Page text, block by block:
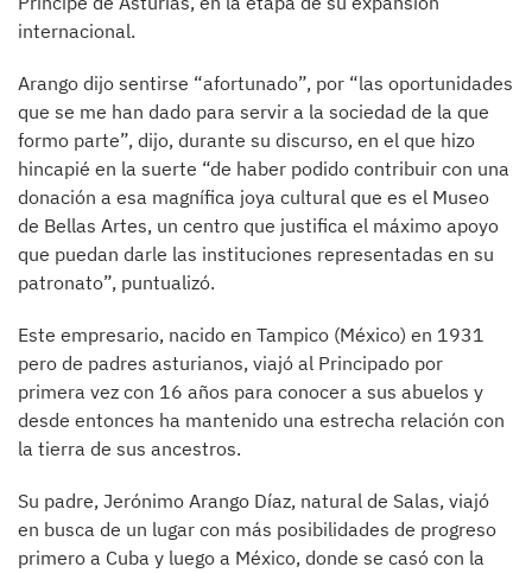
internacional.
Arango dijo sentirse “afortunado”, por “las oportunidades
que se me han dado para servir a la sociedad de la que
formo parte”, dijo, durante su discurso, en el que hizo
hincapié en la suerte “de haber podido contribuir con una
donación a esa magnífica joya cultural que es el Museo
de Bellas Artes, un centro que justifica el máximo apoyo
que puedan darle las instituciones representadas en su
patronato”, puntualizó.
Este empresario, nacido en Tampico (México) en 1931
pero de padres asturianos, viajó al Principado por
primera vez con 16 años para conocer a sus abuelos y
desde entonces ha mantenido una estrecha relación con
la tierra de sus ancestros.
Su padre, Jerónimo Arango Díaz, natural de Salas, viajó
en busca de un lugar con más posibilidades de progreso
primero a Cuba y luego a México, donde se casó con la